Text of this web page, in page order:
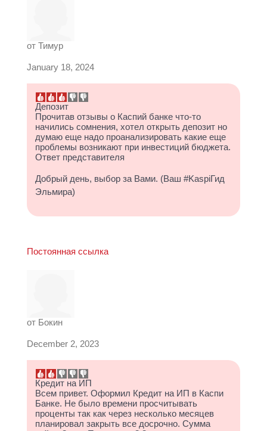
от Тимур
January 18, 2024
Депозит
Прочитав отзывы о Каспий банке что-то
начились сомнения, хотел открыть депозит но
думаю еще надо проанализировать какие еще
проблемы возникают при инвестиций бюджета.
Ответ представителя
Добрый день, выбор за Вами. (Ваш #KaspiГид
Эльмира)
Постоянная ссылка
от Бокин
December 2, 2023
Кредит на ИП
Всем привет. Оформил Кредит на ИП в Каспи
Банке. Не было времени просчитывать
проценты так как через несколько месяцев
планировал закрыть все досрочно. Сумма